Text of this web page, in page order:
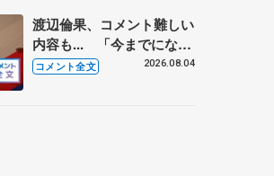
渡辺倫果、コメント難しい
内容も... 「今までにない
くらい早めに仕上げられて
コメント全文 2026.08.04